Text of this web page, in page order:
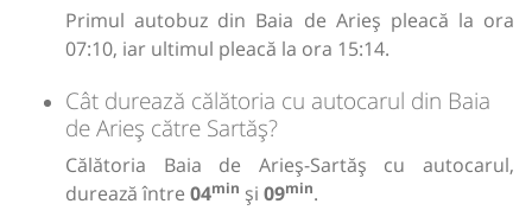
Primul autobuz din Baia de Arieș pleacă la ora
07:10, iar ultimul pleacă la ora 15:14.
Cât durează călătoria cu autocarul din Baia
de Arieș către Sartăș?
Călătoria Baia de Arieș-Sartăș cu autocarul,
durează între 04min și 09min.